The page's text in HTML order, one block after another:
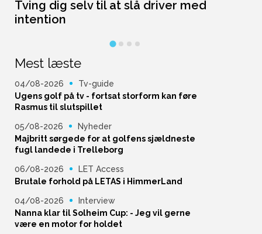
Tving dig selv til at slå driver med
intention
Mest læste
04/08-2026
Tv-guide
Ugens golf på tv - fortsat storform kan føre
Rasmus til slutspillet
05/08-2026
Nyheder
Majbritt sørgede for at golfens sjældneste
fugl landede i Trelleborg
06/08-2026
LET Access
Brutale forhold på LETAS i HimmerLand
04/08-2026
Interview
Nanna klar til Solheim Cup: - Jeg vil gerne
være en motor for holdet